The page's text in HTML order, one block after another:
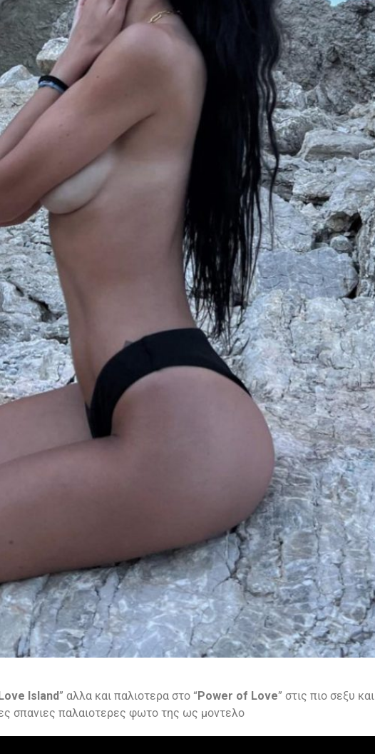
Island” αλλα και παλιοτερα στο “Power of Love” στις πιο σεξυ και
σπανιες παλαιοτερες φωτο της ως μοντελο